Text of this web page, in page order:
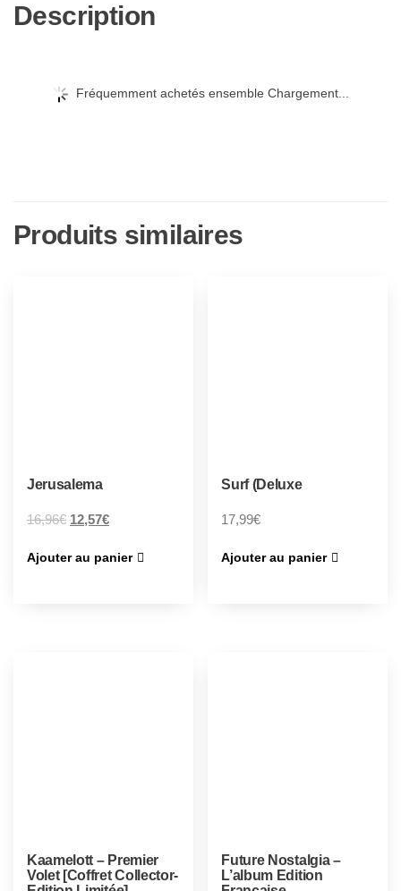
Description
Fréquemment achetés ensemble Chargement...
Produits similaires
Jerusalema
16,96€ 12,57€
Ajouter au panier
Surf (Deluxe
17,99€
Ajouter au panier
Kaamelott – Premier
Volet [Coffret Collector-
Future Nostalgia –
L’album Edition